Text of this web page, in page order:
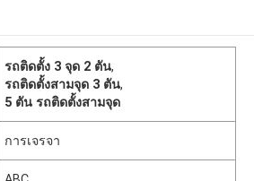
รถติดตั้ง 3 จุด 2 ตัน,
รถติดตั้งสามจุด 3 ตัน,
5 ตัน รถติดตั้งสามจุด
การเจรจา